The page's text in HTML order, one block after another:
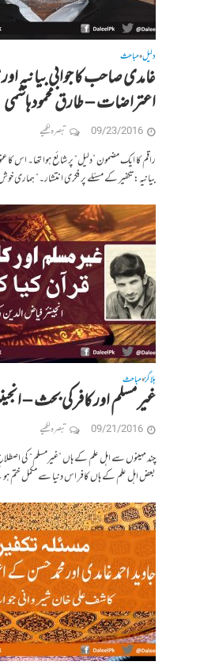
دلیل•مباحث
غامدی صاحب کا جوابی بیانیہ
اعتراضات – طارق محمود ہاشمی
09/23/2016 تبصرہ لکھیے
راقم کا ایک مضمون ”دلیل“ پر شائع ہوا تھا۔ اس کا
بیانیہ: تکفیر کے مسئلے پر فکری انتشار۔“ ہماری
بلاگز•مباحث
غیر مسلم اور کافر کی بحث –
09/21/2016 تبصرہ لکھیے
چند مہینوں سے اہل علم کے ہاں ”غیرمسلم“ کی اصطلاح
بعض اہل علم کے ہاں کافر اس دنیا سے مکمل